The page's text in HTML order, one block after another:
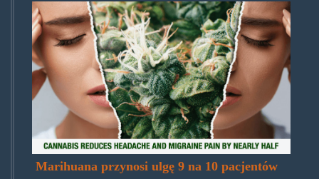
marijuana-
headache.jpg
Marihuana przynosi ulgę 9 na 10 pacjentów